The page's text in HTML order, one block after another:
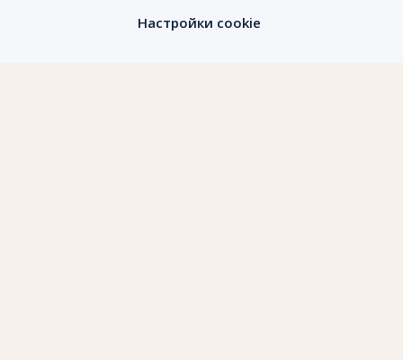
Настройки cookie